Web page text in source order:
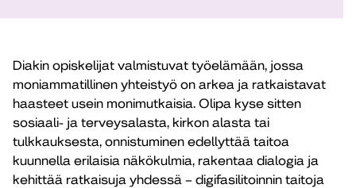
Diakin opiskelijat valmistuvat työelämään, jossa
moniammatillinen yhteistyö on arkea ja ratkaistavat
haasteet usein monimutkaisia. Olipa kyse sitten
sosiaali- ja terveysalasta, kirkon alasta tai
tulkkauksesta, onnistuminen edellyttää taitoa
kuunnella erilaisia näkökulmia, rakentaa dialogia ja
kehittää ratkaisuja yhdessä – digifasilitoinnin taitoja